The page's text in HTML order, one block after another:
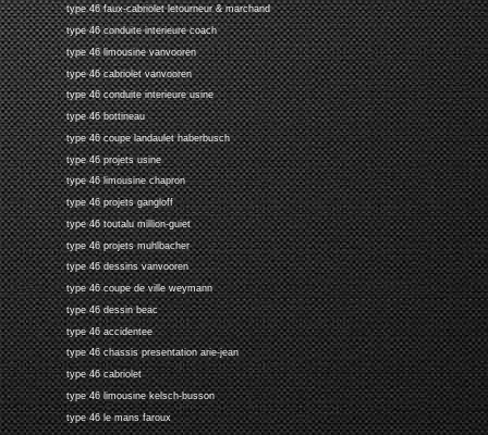
type 46 faux-cabriolet letourneur & marchand
type 46 conduite interieure coach
type 46 limousine vanvooren
type 46 cabriolet vanvooren
type 46 conduite interieure usine
type 46 bottineau
type 46 coupe landaulet haberbusch
type 46 projets usine
type 46 limousine chapron
type 46 projets gangloff
type 46 toutalu million-guiet
type 46 projets muhlbacher
type 46 dessins vanvooren
type 46 coupe de ville weymann
type 46 dessin beac
type 46 accidentee
type 46 chassis presentation arie-jean
type 46 cabriolet
type 46 limousine kelsch-busson
type 46 le mans faroux